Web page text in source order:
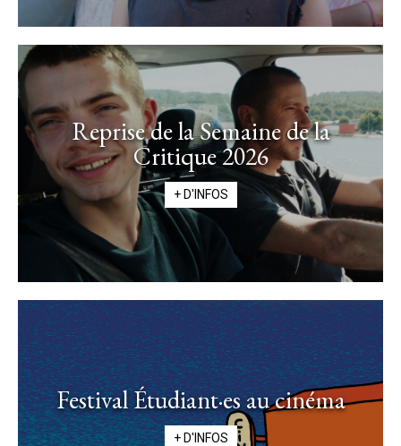
Reprise de la Semaine de la
Critique 2026
+ D'INFOS
Festival Étudiant·es au cinéma
+ D'INFOS